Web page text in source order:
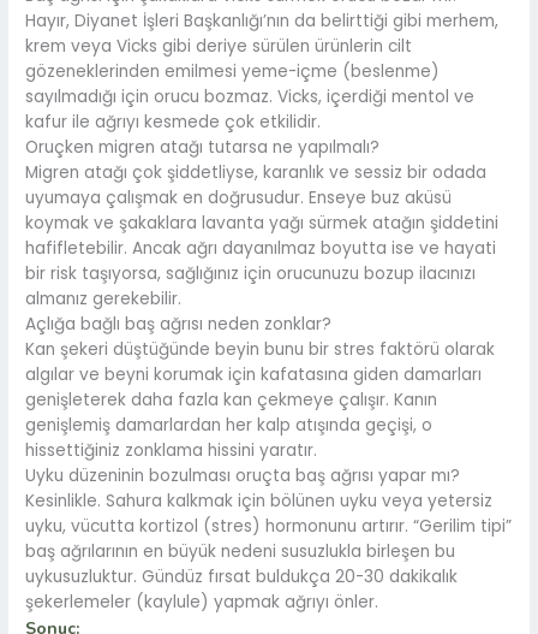
Hayır, Diyanet İşleri Başkanlığı’nın da belirttiği gibi merhem,
krem veya Vicks gibi deriye sürülen ürünlerin cilt
gözeneklerinden emilmesi yeme-içme (beslenme)
sayılmadığı için orucu bozmaz. Vicks, içerdiği mentol ve
kafur ile ağrıyı kesmede çok etkilidir.
Oruçken migren atağı tutarsa ne yapılmalı?
Migren atağı çok şiddetliyse, karanlık ve sessiz bir odada
uyumaya çalışmak en doğrusudur. Enseye buz aküsü
koymak ve şakaklara lavanta yağı sürmek atağın şiddetini
hafifletebilir. Ancak ağrı dayanılmaz boyutta ise ve hayati
bir risk taşıyorsa, sağlığınız için orucunuzu bozup ilacınızı
almanız gerekebilir.
Açlığa bağlı baş ağrısı neden zonklar?
Kan şekeri düştüğünde beyin bunu bir stres faktörü olarak
algılar ve beyni korumak için kafatasına giden damarları
genişleterek daha fazla kan çekmeye çalışır. Kanın
genişlemiş damarlardan her kalp atışında geçişi, o
hissettiğiniz zonklama hissini yaratır.
Uyku düzeninin bozulması oruçta baş ağrısı yapar mı?
Kesinlikle. Sahura kalkmak için bölünen uyku veya yetersiz
uyku, vücutta kortizol (stres) hormonunu artırır. “Gerilim tipi”
baş ağrılarının en büyük nedeni susuzlukla birleşen bu
uykusuzluktur. Gündüz fırsat buldukça 20-30 dakikalık
şekerlemeler (kaylule) yapmak ağrıyı önler.
Sonuç: